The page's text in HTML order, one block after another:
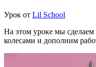
Урок от Lil School
На этом уроке мы
колесами и дополним